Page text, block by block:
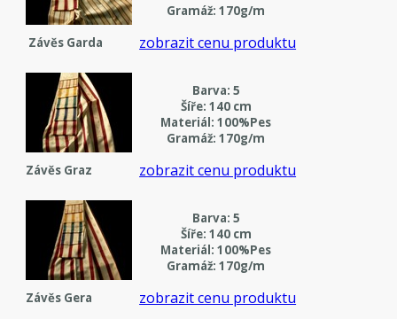
Gramáž: 170g/m
Závěs Garda
zobrazit cenu produktu
Barva: 5
Šíře: 140 cm
Materiál: 100%Pes
Gramáž: 170g/m
Závěs Graz
zobrazit cenu produktu
Barva: 5
Šíře: 140 cm
Materiál: 100%Pes
Gramáž: 170g/m
Závěs Gera
zobrazit cenu produktu